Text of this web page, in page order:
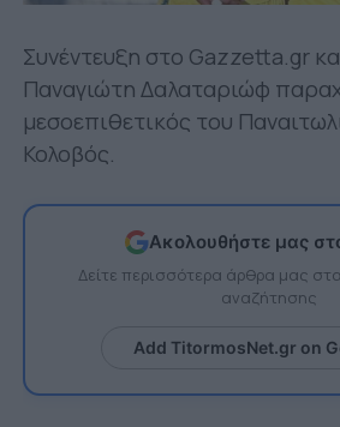
Συνέντευξη στο Gazzetta.gr
Παναγιώτη Δαλαταριώφ
μεσοεπιθετικός του
Κολοβός.
Ακολουθήστε μας
Δείτε περισσότερα άρθρα μας
αναζήτησης
Add TitormosNet.gr on